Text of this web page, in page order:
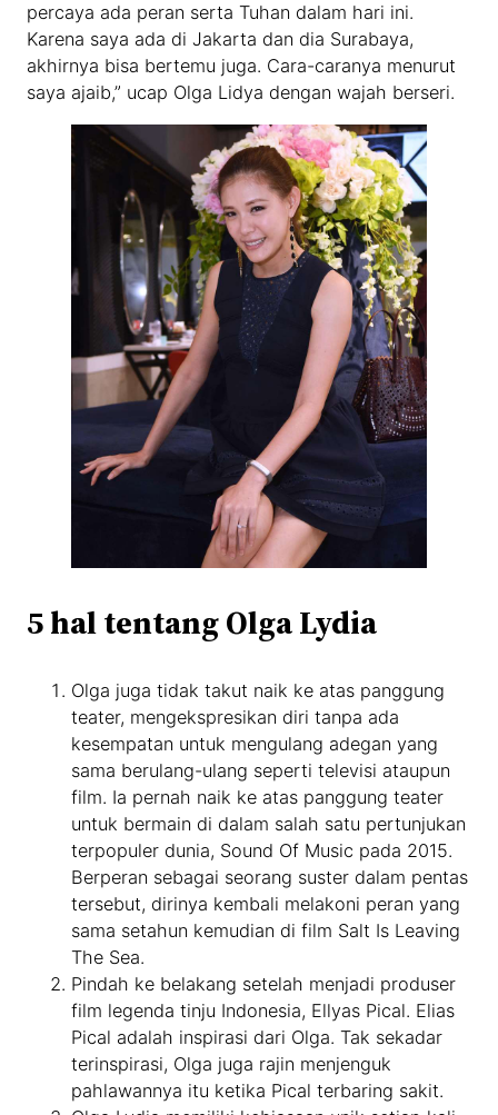
percaya ada peran serta Tuhan dalam hari ini.
Karena saya ada di Jakarta dan dia Surabaya,
akhirnya bisa bertemu juga. Cara-caranya menurut
saya ajaib,” ucap Olga Lidya dengan wajah berseri.
5 hal tentang Olga Lydia
Olga juga tidak takut naik ke atas panggung
teater, mengekspresikan diri tanpa ada
kesempatan untuk mengulang adegan yang
sama berulang-ulang seperti televisi ataupun
film. Ia pernah naik ke atas panggung teater
untuk bermain di dalam salah satu pertunjukan
terpopuler dunia, Sound Of Music pada 2015.
Berperan sebagai seorang suster dalam pentas
tersebut, dirinya kembali melakoni peran yang
sama setahun kemudian di film Salt Is Leaving
The Sea.
Pindah ke belakang setelah menjadi produser
film legenda tinju Indonesia, Ellyas Pical. Elias
Pical adalah inspirasi dari Olga. Tak sekadar
terinspirasi, Olga juga rajin menjenguk
pahlawannya itu ketika Pical terbaring sakit.